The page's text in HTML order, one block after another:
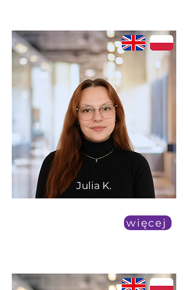
Julia K.
więcej